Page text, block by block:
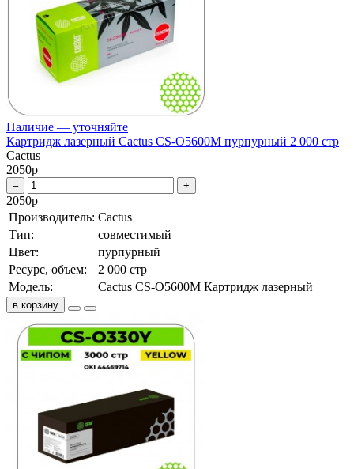
Наличие — уточняйте
Картридж лазерный Cactus CS-O5600M пурпурный 2 000 стр
Cactus
2050р
– +
2050р
Производитель: Cactus
Тип:
совместимый
Цвет:
пурпурный
Ресурс, объем:
2 000 стр
Модель:
Cactus CS-O5600M Картридж лазерный
в корзину